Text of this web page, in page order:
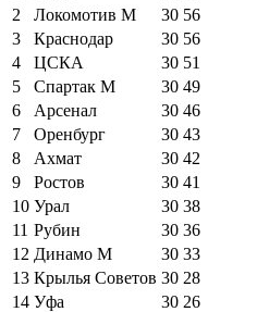
2
Локомотив М 30 56
3
Краснодар 30 56
4
ЦСКА 30 51
5
Спартак М 30 49
6
Арсенал 30 46
7
Оренбург 30 43
8
Ахмат 30 42
9
Ростов 30 41
10 Урал 30 38
11 Рубин 30 36
12 Динамо М 30 33
13 Крылья Советов 30 28
14 Уфа 30 26